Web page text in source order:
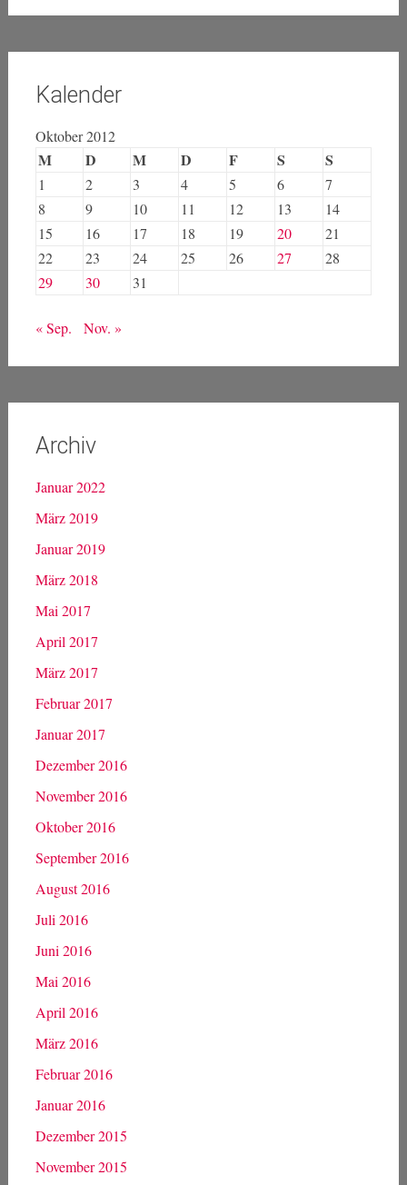
Meistgelesen
No results available
Kalender
1 2 3 4 5 6
7
8
15
16
22
23
« Sep. Nov. »
Archiv
Januar 2022
März 2019
Januar 2019
März 2018
Mai 2017
April 2017
März 2017
Februar 2017
Januar 2017
Dezember 2016
November 2016
Oktober 2016
September 2016
August 2016
Juli 2016
Juni 2016